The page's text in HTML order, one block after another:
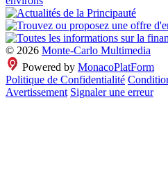
© 2026 Monte-Carlo Multimedia
Powered by MonacoPlatForm
Politique de Confidentialité
Avertissement Signaler une erreur